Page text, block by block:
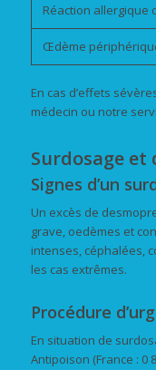
Réaction allergique
Œdème
En cas d’effets
médecin ou notre
Surdosage et
Signes d’un
Un excès de
grave, oedèmes et
intenses, céphalées,
les cas extrêmes.
Procédure
En situation de
Antipoison (France : 0